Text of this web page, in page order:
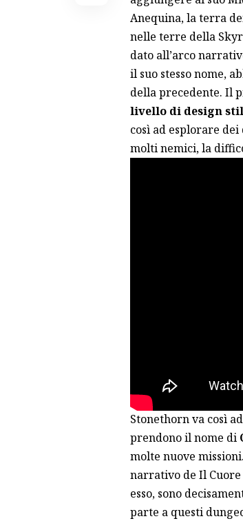
Anequina, la terra
nelle terre della
dato all’arco
il suo stesso nome,
della precedente. Il
livello di design
così ad esplorare
molti nemici, la
Stonethorn va così
prendono il nome di
molte nuove
narrativo de Il
esso, sono
parte a questi